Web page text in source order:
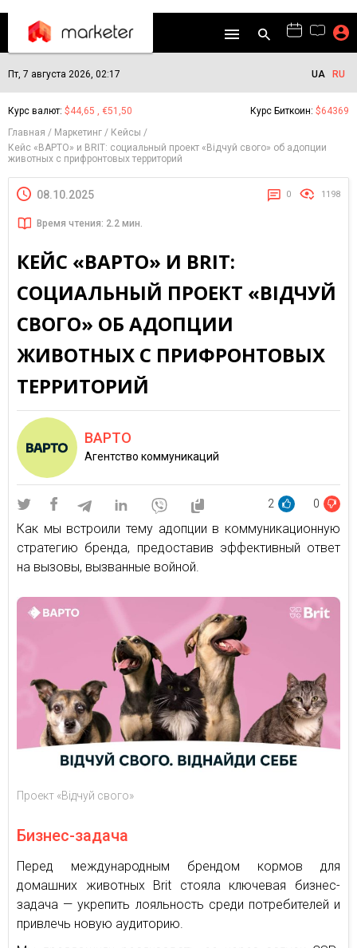
Пт, 7 августа 2026, 02:17 UA RU
Курс валют: $44,65 , €51,50 Курс Биткоин: $64369
Главная
Маркетинг
Кейсы
Кейс «ВАРТО» и BRIT: социальный проект «Відчуй свого» об адопции
животных с прифронтовых территорий
08.10.2025 0 1198
Время чтения: 2.2 мин.
КЕЙС «ВАРТО» И BRIT:
СОЦИАЛЬНЫЙ ПРОЕКТ «ВІДЧУЙ
СВОГО» ОБ АДОПЦИИ
ЖИВОТНЫХ С ПРИФРОНТОВЫХ
ТЕРРИТОРИЙ
ВАРТО
Агентство коммуникаций
2 0
Как мы встроили тему адопции в коммуникационную
стратегию бренда, предоставив эффективный ответ
на вызовы, вызванные войной.
Проект «Відчуй свого»
Бизнес-задача
Перед международным брендом кормов для
домашних животных Brit стояла ключевая бизнес-
задача — укрепить лояльность среди потребителей и
привлечь новую аудиторию.